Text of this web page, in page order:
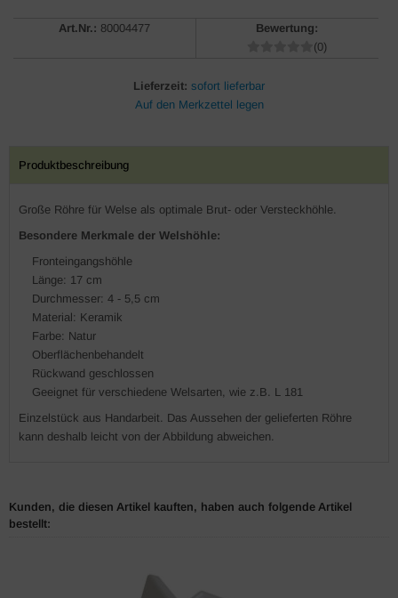
Art.Nr.: 80004477
Bewertung:
(0)
Lieferzeit: sofort lieferbar
Produktbeschreibung
Große Röhre für Welse als optimale Brut- oder Versteckhöhle.
Besondere Merkmale der Welshöhle:
Fronteingangshöhle
Länge: 17 cm
Durchmesser: 4 - 5,5 cm
Material: Keramik
Farbe: Natur
Oberflächenbehandelt
Rückwand geschlossen
Geeignet für verschiedene Welsarten, wie z.B. L 181
Einzelstück aus Handarbeit. Das Aussehen der gelieferten Röhre
kann deshalb leicht von der Abbildung abweichen.
Kunden, die diesen Artikel kauften, haben auch folgende Artikel
bestellt: